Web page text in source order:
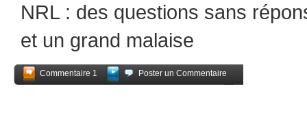
NRL : des questions sans
et un grand malaise
Commentaire 1
Poster un Commentaire